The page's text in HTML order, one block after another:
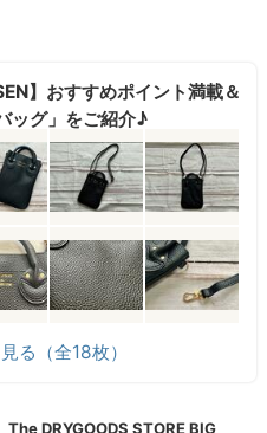
】おすすめポイント満載＆
ッグ」をご紹介♪
る（全18枚）
The DRYGOODS STORE BIG